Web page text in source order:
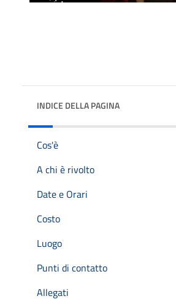
INDICE DELLA PAGINA
Cos'è
A chi è rivolto
Date e Orari
Costo
Luogo
Punti di contatto
Allegati